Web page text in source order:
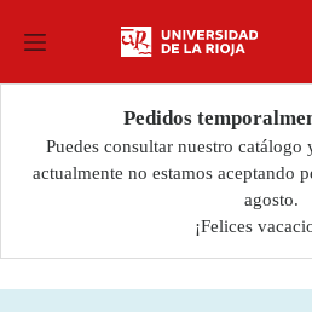
contenido
Pedidos
Puedes consultar nuestro
actualmente no estamos aceptando
agosto.
¡Felices